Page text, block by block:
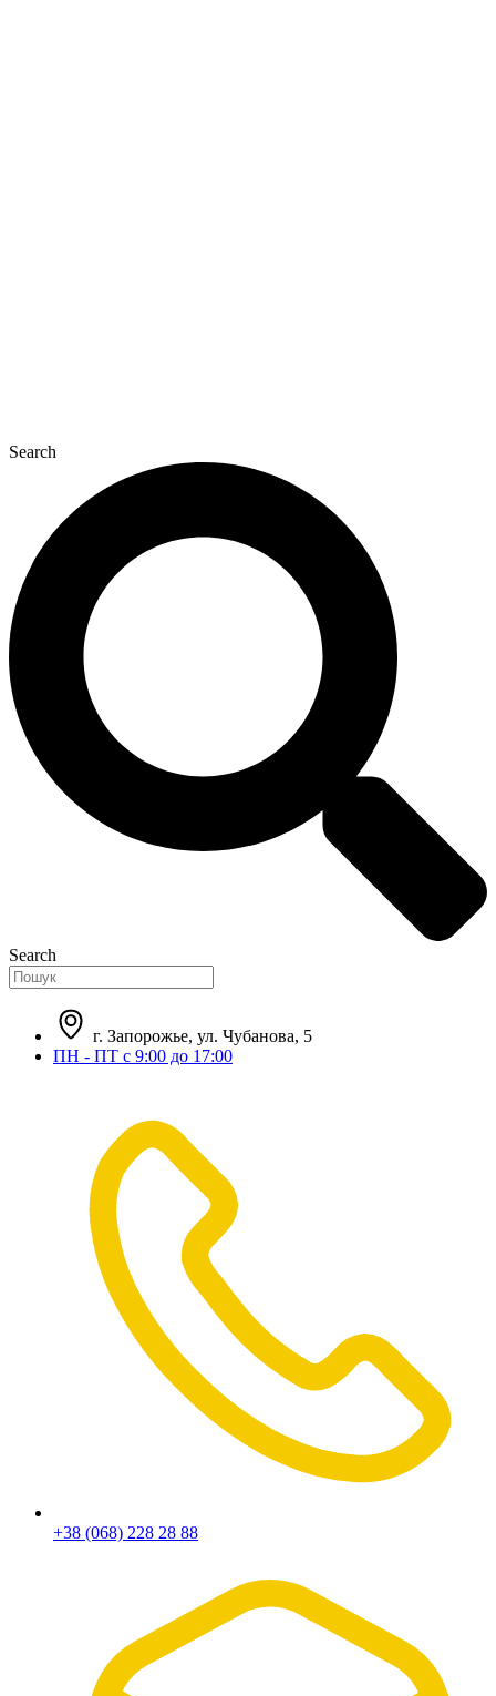
Search
Search
г. Запорожье, ул. Чубанова, 5
ПН - ПТ с 9:00 до 17:00
+38 (068) 228 28 88